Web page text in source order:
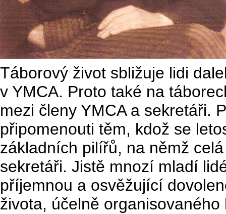
Táborový život sbližuje lidi
v YMCA. Proto také na
mezi členy YMCA a sekretáři.
připomenouti těm, kdož se
základních pilířů, na němž
sekretáři. Jistě mnozí mladí
příjemnou a osvěžující
života, účelně